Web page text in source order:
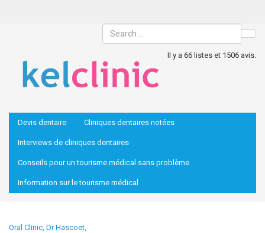
Il y a 66 listes et 1506 avis.
Devis dentaire Cliniques dentaires notées
Interviews de cliniques dentaires
Conseils pour un tourisme médical sans problème
Information sur le tourisme médical
Oral Clinic, Dr Hascoet,